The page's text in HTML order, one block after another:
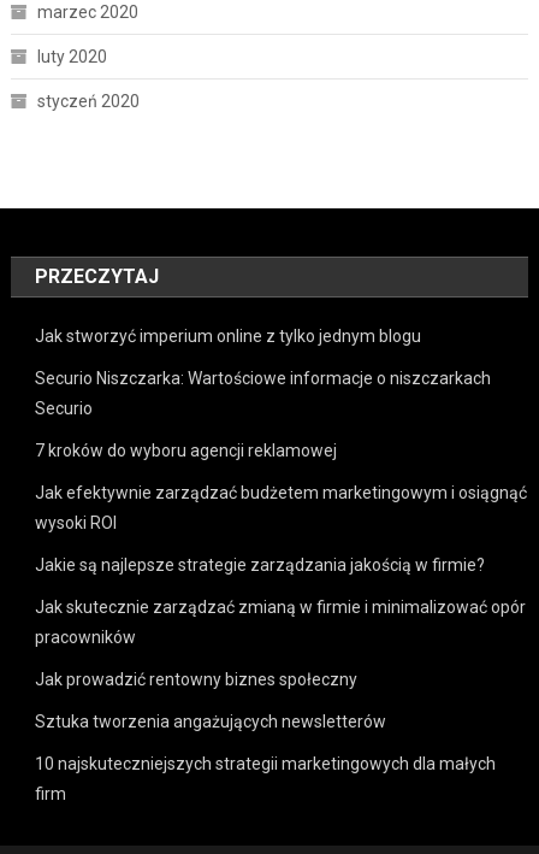
marzec 2020
luty 2020
styczeń 2020
PRZECZYTAJ
Jak stworzyć imperium online z tylko jednym blogu
Securio Niszczarka: Wartościowe informacje o niszczarkach
Securio
7 kroków do wyboru agencji reklamowej
Jak efektywnie zarządzać budżetem marketingowym i osiągnąć
wysoki ROI
Jakie są najlepsze strategie zarządzania jakością w firmie?
Jak skutecznie zarządzać zmianą w firmie i minimalizować opór
pracowników
Jak prowadzić rentowny biznes społeczny
Sztuka tworzenia angażujących newsletterów
10 najskuteczniejszych strategii marketingowych dla małych
firm